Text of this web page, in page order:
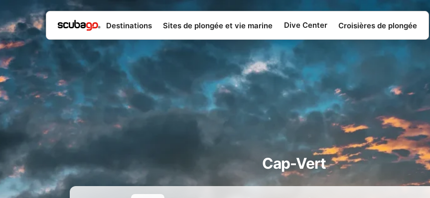
Destinations Sites de plongée et vie marine Dive Center Croisières de plongée
Cap-Vert